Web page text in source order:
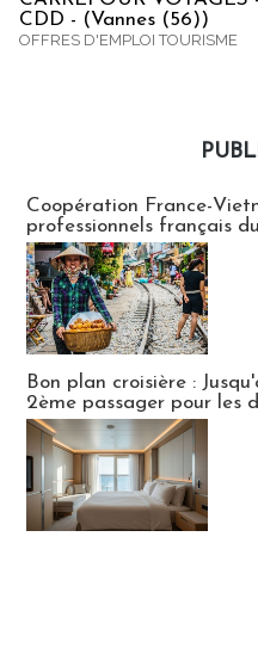
CDD - (Vannes (56))
OFFRES D'EMPLOI TOURISME
Coopération France-
professionnels français
Bon plan croisière :
2ème passager pour les